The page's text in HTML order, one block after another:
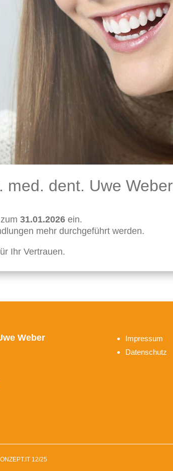
med. dent. Uwe Weber
31.01.2026 ein.
mehr durchgeführt werden.
Ihr Vertrauen.
Weber
Impressum
Datenschutz
12/25